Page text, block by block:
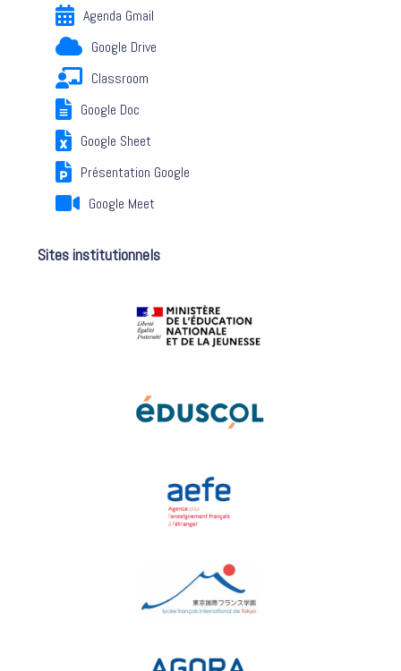
Agenda Gmail
Google Drive
Classroom
Google Doc
Google Sheet
Présentation Google
Google Meet
Sites institutionnels